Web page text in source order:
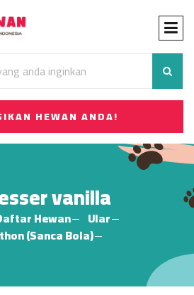
HEWAN ANDA!
vanilla
Hewan
Ular
(Sanca Bola)